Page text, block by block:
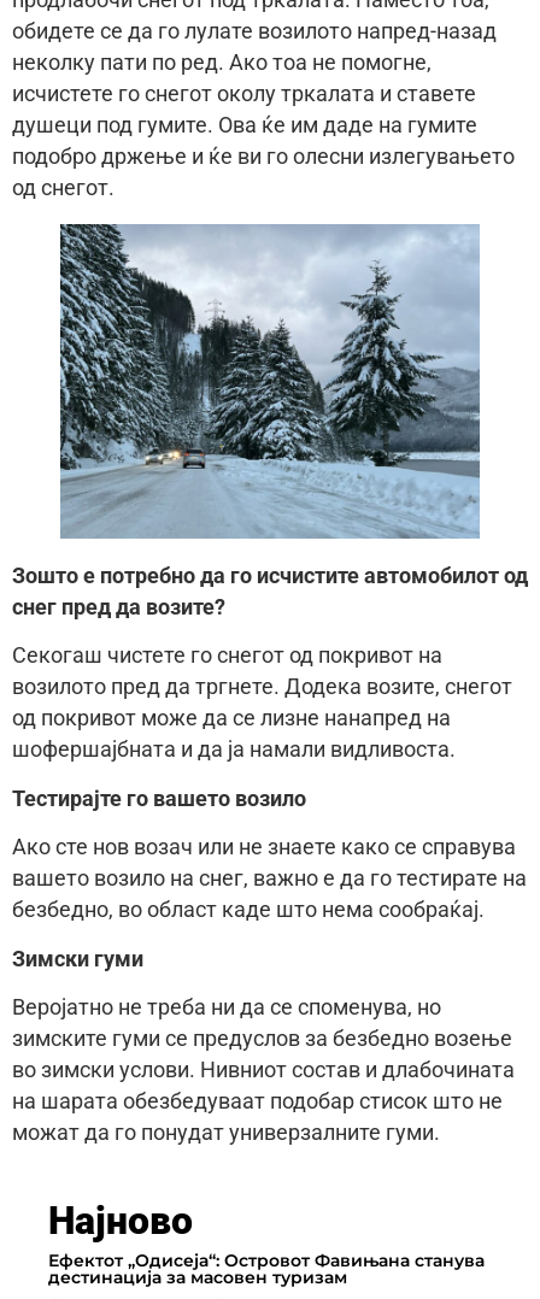
обидете се да го лулате возилото напред-назад
неколку пати по ред. Ако тоа не помогне,
исчистете го снегот околу тркалата и ставете
душеци под гумите. Ова ќе им даде на гумите
подобро држење и ќе ви го олесни излегувањето
од снегот.
Зошто е потребно да го исчистите автомобилот од
снег пред да возите?
Секогаш чистете го снегот од покривот на
возилото пред да тргнете. Додека возите, снегот
од покривот може да се лизне нанапред на
шофершајбната и да ја намали видливоста.
Тестирајте го вашето возило
Ако сте нов возач или не знаете како се справува
вашето возило на снег, важно е да го тестирате на
безбедно, во област каде што нема сообраќај.
Зимски гуми
Веројатно не треба ни да се споменува, но
зимските гуми се предуслов за безбедно возење
во зимски услови. Нивниот состав и длабочината
на шарата обезбедуваат подобар стисок што не
можат да го понудат универзалните гуми.
Најново
Ефектот „Одисеја“: Островот Фавињана станува
дестинација за масовен туризам